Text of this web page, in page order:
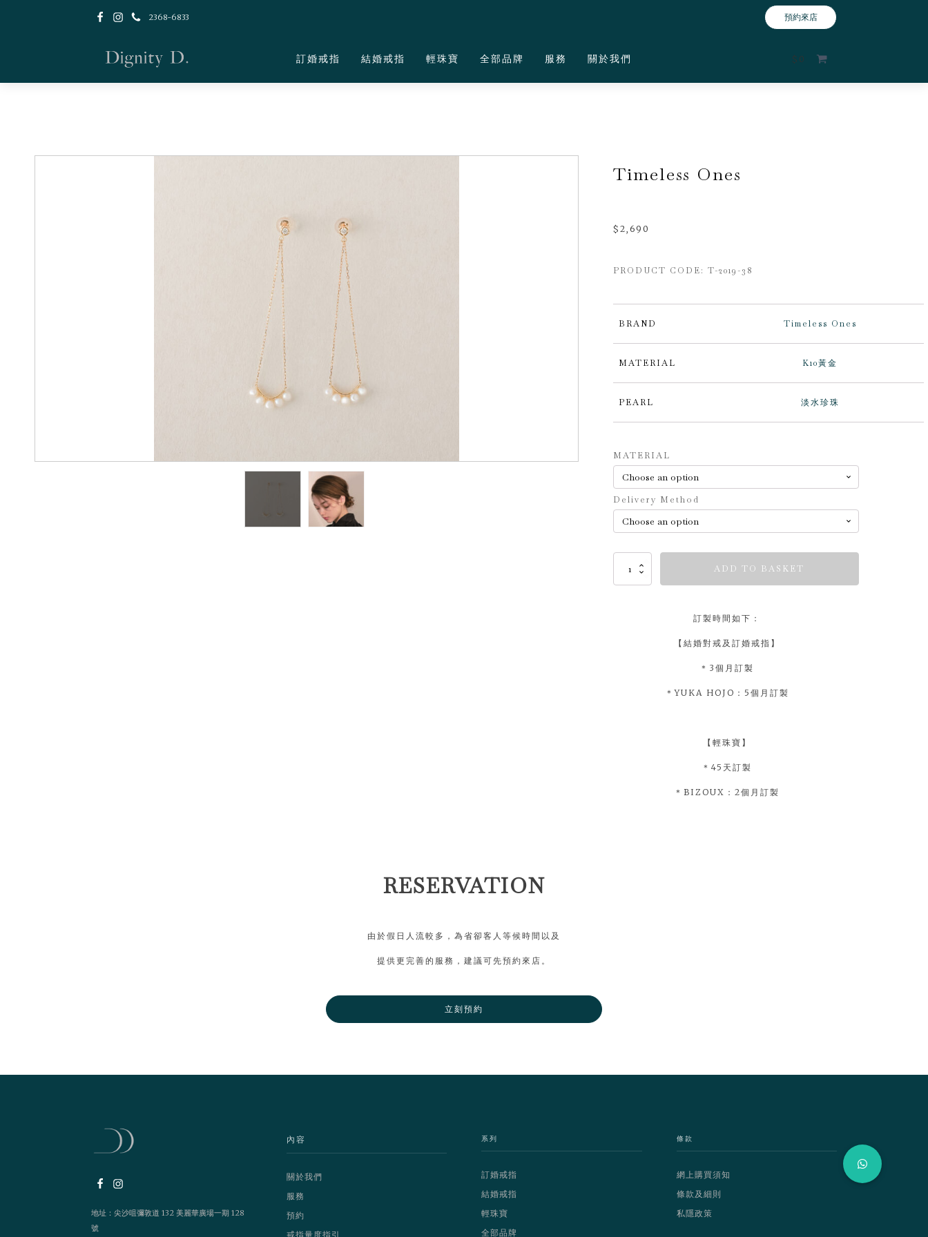
2368-6833 預約來店
訂婚戒指 結婚戒指 輕珠寶 全部品牌 服務 關於我們 $ 0
Timeless Ones
$ 2,690
PRODUCT CODE: T-2019-38
BRAND Timeless Ones
MATERIAL K10黃金
PEARL 淡水珍珠
MATERIAL
Delivery Method
Timeless
quantity
ADD TO BASKET
Alternative:
訂製時間如下：
【結婚對戒及訂婚戒指】
＊3個月訂製
＊YUKA HOJO：5個月訂製
【輕珠寶】
＊45天訂製
＊BIZOUX：2個月訂製
RESERVATION
由於假日人流較多，為省卻客人等候時間以及
提供更完善的服務，建議可先預約來店。
立刻預約
地址：尖沙咀彌敦道 132 美麗華廣場一期 128
號
內容
關於我們
服務
預約
戒指量度指引
系列
訂婚戒指
結婚戒指
輕珠寶
全部品牌
條款
網上購買須知
條款及細則
私隱政策